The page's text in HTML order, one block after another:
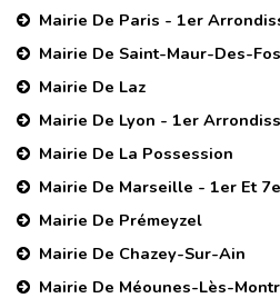
Mairie De Paris - 1er
Mairie De Saint-Maur-Des-
Mairie De Laz
Mairie De Lyon - 1er
Mairie De La Possession
Mairie De Marseille - 1er Et
Mairie De Prémeyzel
Mairie De Chazey-Sur-Ain
Mairie De Méounes-Lès-